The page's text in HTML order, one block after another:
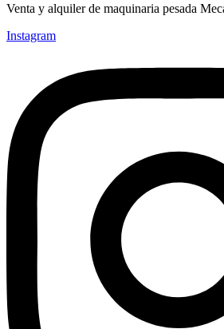
Venta y alquiler de maquinaria pesada
Instagram